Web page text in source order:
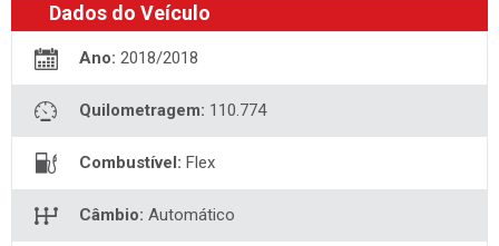
Dados do Veículo
Ano: 2018/2018
Quilometragem: 110.774
Combustível: Flex
Câmbio: Automático